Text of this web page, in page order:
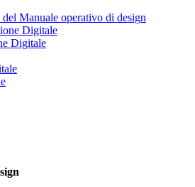
Manuale operativo di design
Digitale